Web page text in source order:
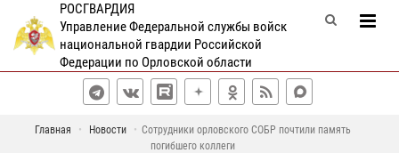
РОСГВАРДИЯ
Управление Федеральной службы войск
национальной гвардии Российской
Федерации по Орловской области
Главная Новости
Сотрудники орловского СОБР почтили память
погибшего коллеги